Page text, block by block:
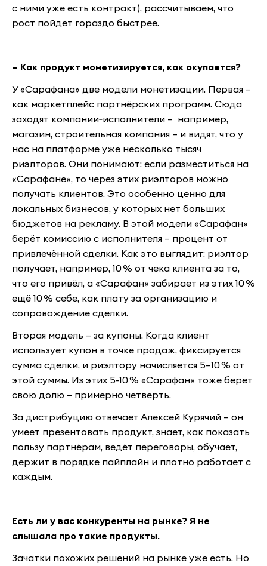
с ними уже есть контракт), рассчитываем, что
рост пойдёт гораздо быстрее.
– Как продукт монетизируется, как окупается?
У «Сарафана» две модели монетизации. Первая –
как маркетплейс партнёрских программ. Сюда
заходят компании‑исполнители – например,
магазин, строительная компания – и видят, что у
нас на платформе уже несколько тысяч
риэлторов. Они понимают: если разместиться на
«Сарафане», то через этих риэлторов можно
получать клиентов. Это особенно ценно для
локальных бизнесов, у которых нет больших
бюджетов на рекламу. В этой модели «Сарафан»
берёт комиссию с исполнителя – процент от
привлечённой сделки. Как это выглядит: риэлтор
получает, например, 10 % от чека клиента за то,
что его привёл, а «Сарафан» забирает из этих 10 %
ещё 10 % себе, как плату за организацию и
сопровождение сделки.
Вторая модель – за купоны. Когда клиент
использует купон в точке продаж, фиксируется
сумма сделки, и риэлтору начисляется 5–10 % от
этой суммы. Из этих 5-10 % «Сарафан» тоже берёт
свою долю – примерно четверть.
За дистрибуцию отвечает Алексей Курячий – он
умеет презентовать продукт, знает, как показать
пользу партнёрам, ведёт переговоры, обучает,
держит в порядке пайплайн и плотно работает с
каждым.
Есть ли у вас конкуренты на рынке? Я не
слышала про такие продукты.
Зачатки похожих решений на рынке уже есть. Но